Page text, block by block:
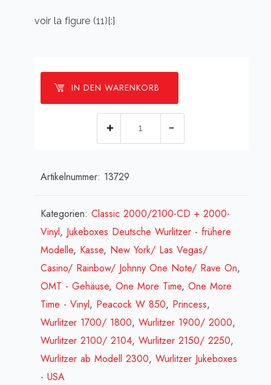
voir la figure (11)[:]
IN DEN WARENKORB
[:en]Lock
cashbox
w/2
keys
[:fr]Serrure
(á
coussinet)
-
2
clés[:]
Artikelnummer: 13729
Kategorien:Classic 2000/2100-CD + 2000-
Vinyl, Jukeboxes Deutsche Wurlitzer - frühere
Modelle, Kasse, New York/ Las Vegas/
Casino/ Rainbow/ Johnny One Note/ Rave On,
OMT - Gehäuse,One More Time,One More
Time - Vinyl, Peacock W 850, Princess,
Wurlitzer 1700/ 1800,Wurlitzer 1900/ 2000,
Wurlitzer 2100/ 2104,Wurlitzer 2150/ 2250,
Wurlitzer ab Modell 2300,Wurlitzer Jukeboxes
- USA